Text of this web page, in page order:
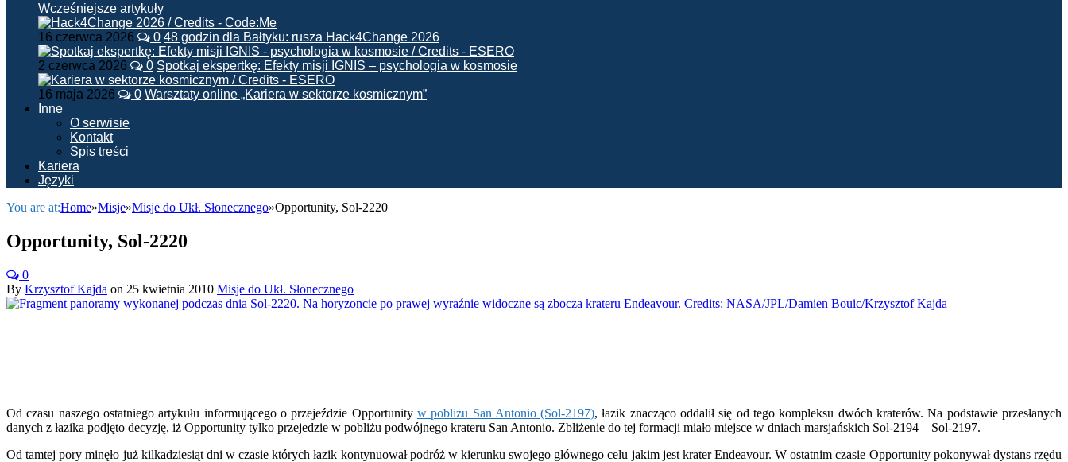
Wcześniejsze artykuły
16 czerwca 2026 0 48 godzin dla Bałtyku: rusza Hack4Change 2026
2 czerwca 2026 0 Spotkaj ekspertkę: Efekty misji IGNIS – psychologia w kosmosie
16 maja 2026 0 Warsztaty online „Kariera w sektorze kosmicznym”
Inne
O serwisie
Kontakt
Spis treści
Kariera
Języki
You are at:Home»Misje»Misje do Ukł. Słonecznego»Opportunity, Sol-2220
Opportunity, Sol-2220
0
By Krzysztof Kajda on 25 kwietnia 2010 Misje do Ukł. Słonecznego
Od czasu naszego ostatniego artykułu informującego o przejeździe Opportunity w pobliżu San Antonio (Sol-2197), łazik znacząco oddalił się od tego kompleksu dwóch kraterów. Na podstawie przesłanych
danych z łazika podjęto decyzję, iż Opportunity tylko przejedzie w pobliżu podwójnego krateru San Antonio. Zbliżenie do tej formacji miało miejsce w dniach marsjańskich Sol-2194 – Sol-2197.
Od tamtej pory minęło już kilkadziesiąt dni w czasie których łazik kontynuował podróż w kierunku swojego głównego celu jakim jest krater Endeavour. W ostatnim czasie Opportunity pokonywał dystans rzędu